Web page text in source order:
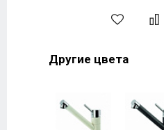
Другие цвета